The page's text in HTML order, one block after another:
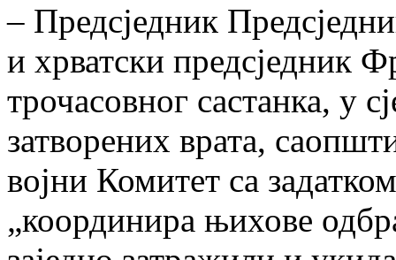
– Предсједник
и хрватски предсједник
трочасовног састанка, у
затворених врата,
војни Комитет са
„координира њихове